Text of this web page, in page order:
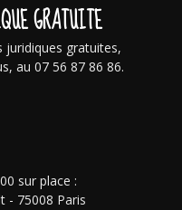
GRATUITE
juridiques gratuites,
au 07 56 87 86 86.
sur place :
- 75008 Paris